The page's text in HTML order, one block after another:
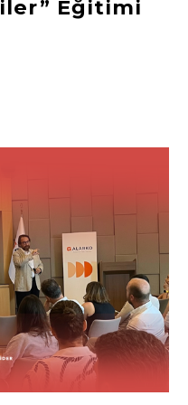
Eğitimi